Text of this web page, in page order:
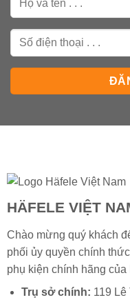
HÄFELE VIỆT
Chào mừng quý khách
phối ủy quyền chính
phụ kiện chính hãng của
Trụ sở chính: 119